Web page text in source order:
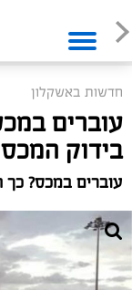
חדשות באשקלון
עוברים
בידוק
עוברים במכס?